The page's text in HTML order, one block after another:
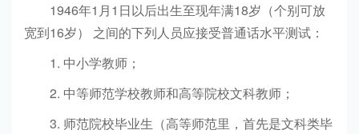
1946年1月1日以后出生至现年满18岁（个别可放
宽到16岁） 之间的下列人员应接受普通话水平测试：
1. 中小学教师；
2. 中等师范学校教师和高等院校文科教师；
3. 师范院校毕业生（高等师范里，首先是文科类毕